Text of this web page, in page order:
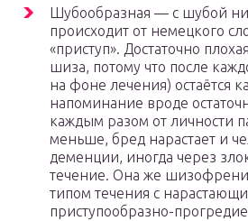
Шубообразная — с шубой
происходит от немецкого
«приступ». Достаточно
шиза, потому что после
на фоне лечения) остаётся
напоминание вроде
каждым разом от личности
меньше, бред нарастает и
деменции, иногда через
течение. Она же
типом течения с
приступообразно-